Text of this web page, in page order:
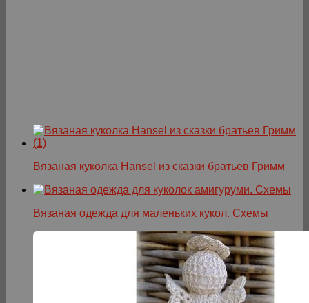
Вязаная куколка Hansel из сказки братьев Гримм
Вязаная одежда для маленьких кукол. Схемы